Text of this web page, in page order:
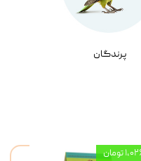
پرندگان
تومان